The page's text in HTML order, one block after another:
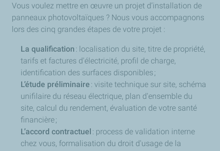
Vous voulez mettre en œuvre un projet d’installation de
panneaux photovoltaïques ? Nous vous accompagnons
lors des cinq grandes étapes de votre projet :
La qualification : localisation du site, titre de propriété,
tarifs et factures d'électricité, profil de charge,
identification des surfaces disponibles ;
L’étude préliminaire : visite technique sur site, schéma
unifilaire du réseau électrique, plan d'ensemble du
site, calcul du rendement, évaluation de votre santé
financière ;
L’accord contractuel : process de validation interne
chez vous, formalisation du droit d'usage de la